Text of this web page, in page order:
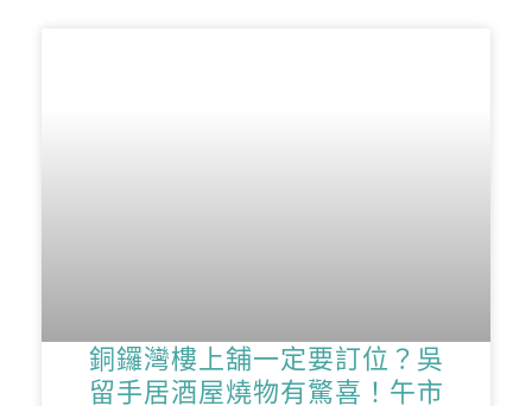
銅鑼灣樓上舖一定要訂位？吳
留手居酒屋燒物有驚喜！午市